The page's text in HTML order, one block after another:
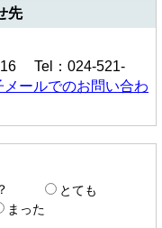
先
16 Tel：024-521-
メールでのお問い合わ
とても
まった